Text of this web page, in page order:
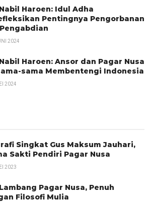
Haroen: Idul Adha
Pentingnya Pengorbanan
2024
Haroen: Ansor dan Pagar Nusa
sama Membentengi Indonesia
2024
Singkat Gus Maksum Jauhari,
Sakti Pendiri Pagar Nusa
2023
Pagar Nusa, Penuh
Filosofi Mulia